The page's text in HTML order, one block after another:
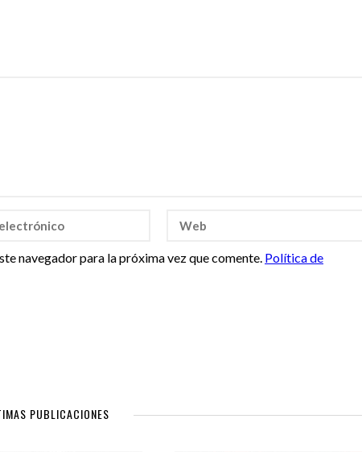
navegador para la próxima vez que comente. Política de
PUBLICACIONES